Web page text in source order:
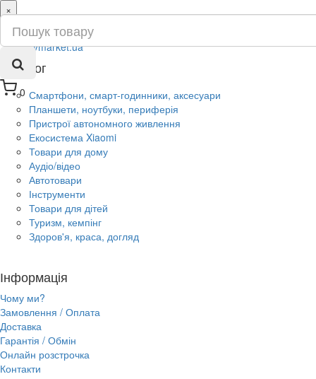
0
×
ru
ua
Каталог
Смартфони, смарт-годинники, аксесуари
Планшети, ноутбуки, периферія
Пристрої автономного живлення
Екосистема Xiaomi
Товари для дому
Аудіо/відео
Автотовари
Інструменти
Товари для дітей
Туризм, кемпінг
Здоров'я, краса, догляд
Інформація
Чому ми?
Замовлення / Оплата
Доставка
Гарантія / Обмін
Онлайн розстрочка
Контакти